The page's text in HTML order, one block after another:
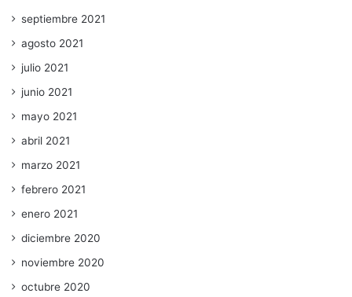
septiembre 2021
agosto 2021
julio 2021
junio 2021
mayo 2021
abril 2021
marzo 2021
febrero 2021
enero 2021
diciembre 2020
noviembre 2020
octubre 2020